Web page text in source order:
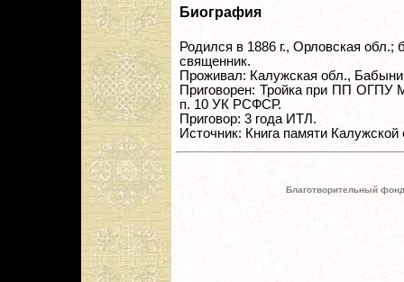
Биография
Родился в 1886 г., Орловская обл.;
священник.
Проживал: Калужская обл.,
Приговорен: Тройка при ПП ОГПУ
п. 10 УК РСФСР.
Приговор: 3 года ИТЛ.
Источник: Книга памяти Калужской
Благотворительный